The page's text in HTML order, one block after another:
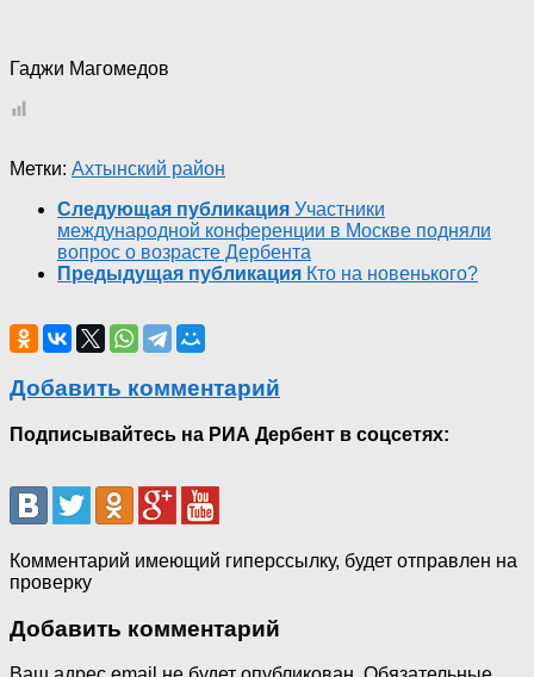
Гаджи Магомедов
Метки: Ахтынский район
Следующая публикация Участники
международной конференции в Москве подняли
вопрос о возрасте Дербента
Предыдущая публикация Кто на новенького?
Добавить комментарий
Подписывайтесь на РИА Дербент в соцсетях:
Комментарий имеющий гиперссылку, будет отправлен на
проверку
Добавить комментарий